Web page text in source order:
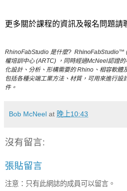
更多關於課程的資訊及報名問題請
RhinoFabStudio 是什麼? RhinoFabStudio™
權培訓中心 (ARTC) ，同時經過McNeel認證
化設計、分析、形構需要的 Rhino、相容軟體
包括各種尖端工業方法、材質，可用來進行設
件。
Bob McNeel at 晚上10:43
沒有留言:
張貼留言
注意：只有此網誌的成員可以留言。